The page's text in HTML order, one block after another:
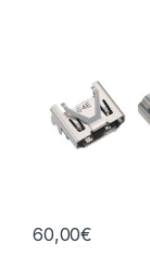
60,00€